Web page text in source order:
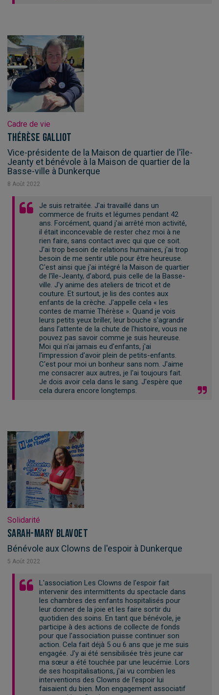
Cadre de vie
Thérèse Galliot
Vice-présidente de la Maison de quartier de l'île-
Jeanty et bénévole à la Maison de quartier de la
Basse-ville à Dunkerque
8 Août 2022
Je suis retraitée. J'ai travaillé dans un
commerce de fruits et légumes pendant 42
ans. Forcément, quand j'ai arrêté mon activité,
il était inconcevable de rester chez moi à ne
rien faire, sans contact avec qui que ce soit.
J'ai trop besoin de relations humaines, j'ai trop
besoin de me sentir utile pour être heureuse.
C'est ainsi que j'ai intégré la Maison de quartier
de l'île-Jeanty, d'abord, puis celle de la Basse-
ville. J'y anime des ateliers de tricot et de
couture. Et surtout, je lis des contes aux
enfants de la crèche. J'appelle cela « les
contes de mamie Thérèse ». Quand je vois
leurs petits yeux briller, leur bouche s'agrandir
dans l'attente de la chute de l'histoire, vous ne
pouvez pas savoir comme je suis heureuse.
Moi qui n'ai jamais eu d'enfants, j'ai
l'impression d'avoir plein de petits-enfants.
C'est pour moi un bonheur sans nom. J'aime
me consacrer aux autres, je l'ai toujours fait.
Je dois avoir cela dans le sang. J'espère que
cela durera encore longtemps.
Solidarité
Sarah-Mary Blavoet
Bénévole aux Clowns de l'espoir à Dunkerque
5 Août 2022
L'association Les Clowns de l'espoir fait
intervenir des intermittents du spectacle dans
les chambres des enfants hospitalisés pour
leur donner de la joie et les faire sortir du
quotidien des soins. En tant que bénévole, je
participe à des actions de collecte de fonds
pour que l'association puisse continuer son
action. Cela fait déjà 5 ou 6 ans que je me suis
engagée. J'y ai été sensibilisée très jeune car
ma sœur a été touchée par une leucémie. Lors
de ses hospitalisations, j'ai vu combien les
interventions des Clowns de l'espoir lui
faisaient du bien. Mon engagement associatif